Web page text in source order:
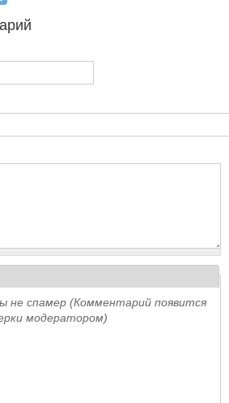
не спамер (Комментарий появится
модератором)